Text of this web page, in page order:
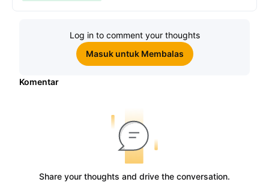
Log in to comment your thoughts
Masuk untuk Membalas
Komentar
Share your thoughts and drive the conversation.